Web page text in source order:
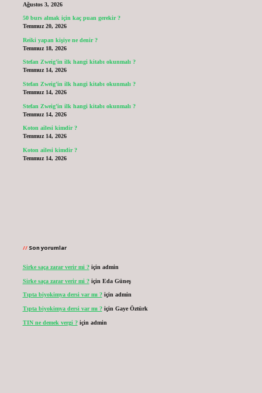
Ağustos 3, 2026
50 burs almak için kaç puan gerekir ?
Temmuz 20, 2026
Reiki yapan kişiye ne denir ?
Temmuz 18, 2026
Stefan Zweig’in ilk hangi kitabı okunmalı ?
Temmuz 14, 2026
Stefan Zweig’in ilk hangi kitabı okunmalı ?
Temmuz 14, 2026
Stefan Zweig’in ilk hangi kitabı okunmalı ?
Temmuz 14, 2026
Koton ailesi kimdir ?
Temmuz 14, 2026
Koton ailesi kimdir ?
Temmuz 14, 2026
Son yorumlar
Sirke saça zarar verir mi ?için admin
Sirke saça zarar verir mi ?için Eda Güneş
Tıpta biyokimya dersi var mı ?için admin
Tıpta biyokimya dersi var mı ?için Gaye Öztürk
TIN ne demek vergi ?için admin